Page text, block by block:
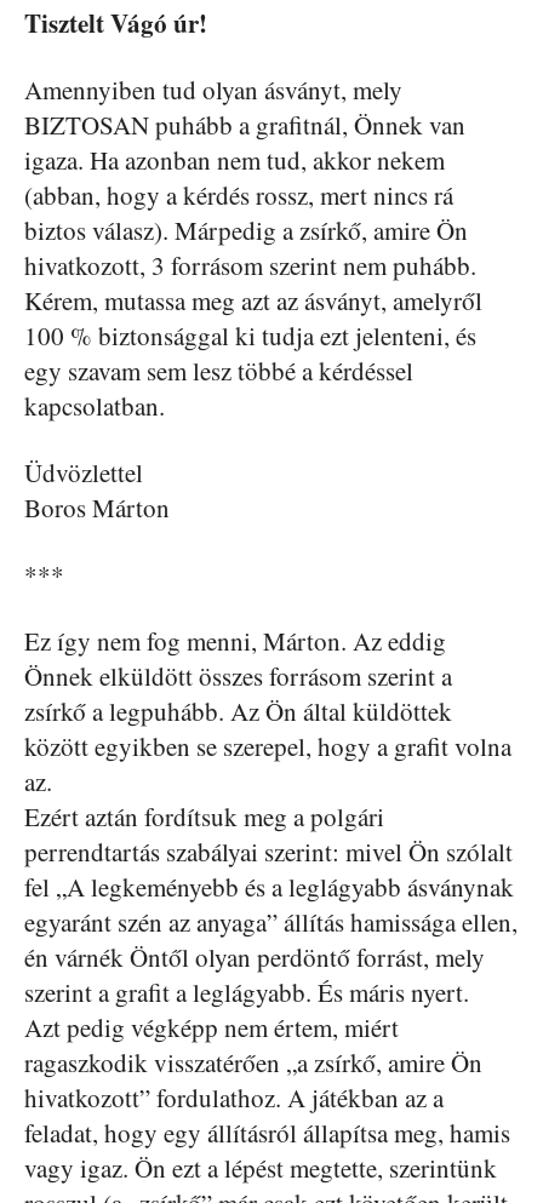
Tisztelt Vágó úr!
Amennyiben tud olyan ásványt, mely
BIZTOSAN puhább a grafitnál, Önnek van
igaza. Ha azonban nem tud, akkor nekem
(abban, hogy a kérdés rossz, mert nincs rá
biztos válasz). Márpedig a zsírkő, amire Ön
hivatkozott, 3 forrásom szerint nem puhább.
Kérem, mutassa meg azt az ásványt, amelyről
100 % biztonsággal ki tudja ezt jelenteni, és
egy szavam sem lesz többé a kérdéssel
kapcsolatban.
Üdvözlettel
Boros Márton
***
Ez így nem fog menni, Márton. Az eddig
Önnek elküldött összes forrásom szerint a
zsírkő a legpuhább. Az Ön által küldöttek
között egyikben se szerepel, hogy a grafit volna
az.
Ezért aztán fordítsuk meg a polgári
perrendtartás szabályai szerint: mivel Ön szólalt
fel „A legkeményebb és a leglágyabb ásványnak
egyaránt szén az anyaga” állítás hamissága ellen,
én várnék Öntől olyan perdöntő forrást, mely
szerint a grafit a leglágyabb. És máris nyert.
Azt pedig végképp nem értem, miért
ragaszkodik visszatérően „a zsírkő, amire Ön
hivatkozott” fordulathoz. A játékban az a
feladat, hogy egy állításról állapítsa meg, hamis
vagy igaz. Ön ezt a lépést megtette, szerintünk